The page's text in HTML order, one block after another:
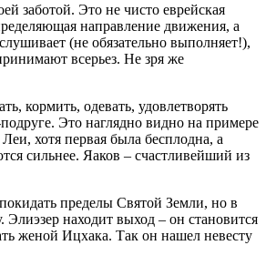
заботой. Это не чисто еврейская
направление движения, а
(не обязательно выполняет!),
всерьез. Не зря же
кормить, одевать, удовлетворять
Это наглядно видно на примере
хотя первая была бесплодна, а
сильнее. Яаков – счастливейший из
пределы Святой Земли, но в
Элиэзер находит выход – он становится
женой Ицхака. Так он нашел невесту